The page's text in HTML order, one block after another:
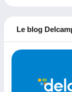
Le blog